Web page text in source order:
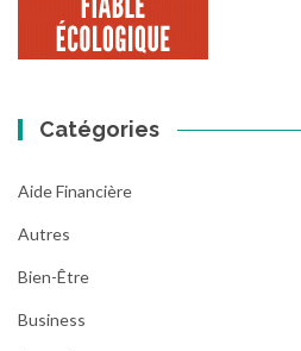
Catégories
Aide Financière
Autres
Bien-Être
Business